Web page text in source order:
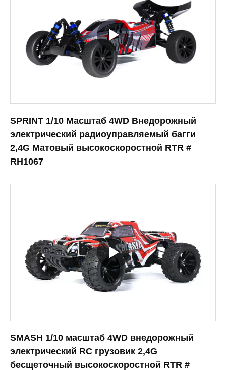
SPRINT 1/10 Масштаб 4WD Внедорожный
электрический радиоуправляемый багги
2,4G Матовый высокоскоростной RTR #
RH1067
SMASH 1/10 масштаб 4WD внедорожный
электрический RC грузовик 2,4G
бесщеточный высокоскоростной RTR #